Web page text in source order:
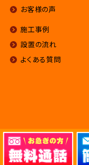
お客様の声
施工事例
設置の流れ
よくある質問